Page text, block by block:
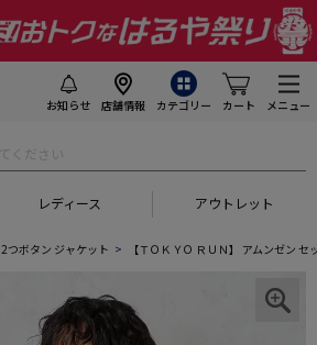
お知らせ 店舗情報 カテゴリー カート メニュー
レディース アウトレット
2つボタン ジャケット 【ＴＯＫＹＯ ＲＵＮ】 アムンゼン